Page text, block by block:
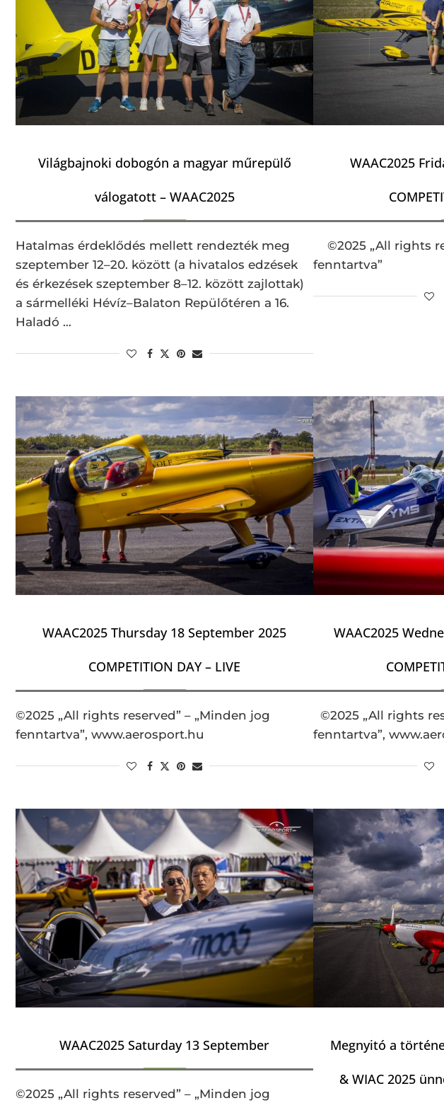
Világbajnoki dobogón a magyar műrepülő
válogatott – WAAC2025
Hatalmas érdeklődés mellett rendezték meg
szeptember 12–20. között (a hivatalos edzések
és érkezések szeptember 8–12. között zajlottak)
a sármelléki Hévíz–Balaton Repülőtéren a 16.
Haladó …
WAAC2025
©2025 „All rights
fenntartva”
WAAC2025 Thursday 18 September 2025
COMPETITION DAY – LIVE
©2025 „All rights reserved” – „Minden jog
fenntartva”, www.aerosport.hu
WAAC2025
©2025 „All rights
fenntartva”,
WAAC2025 Saturday 13 September
©2025 „All rights reserved” – „Minden jog
Megnyitó a
& WIAC 2025